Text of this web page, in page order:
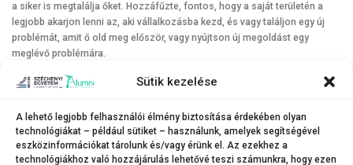
Sütik kezelése
A lehető legjobb felhasználói élmény biztosítása érdekében olyan
technológiákat – például sütiket – használunk, amelyek segítségével
eszközinformációkat tárolunk és/vagy érünk el. Az ezekhez a
technológiákhoz való hozzájárulás lehetővé teszi számunkra, hogy ezen
a siker is megtalálja őket. Hozzáfűzte, fontos, hogy a saját területén a
legjobb akarjon lenni az, aki vállalkozásba kezd, és vagy találjon egy új
problémát, amit ő old meg először, vagy nyújtson új megoldást egy
meglévő problémára.
A hallgatóság a Cápák között című műsorról is kérdezte a vendéget. Mint
gondolta, hogy az ilyen népszerű lesz. Úgy látja, az adások segítettek a
vállalkozók jobb megítélésében, hiszen láthatóvá vált, hogy mennyi
építeni akaró ember választja ezt az utat. Végezetül azt kívánta a
fiataloknak, hogy ha ők is építeni akarnak, ne riadjanak vissza a